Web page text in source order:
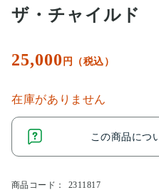
ザ・チャイルド
25,000 円（税込）
在庫がありません
この商品につ
商品コード：
2311817